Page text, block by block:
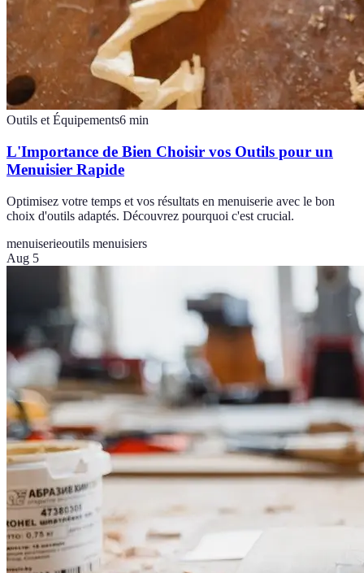
Outils et Équipements6 min
L'Importance de Bien Choisir vos Outils pour un
Menuisier Rapide
Optimisez votre temps et vos résultats en menuiserie avec le bon
choix d'outils adaptés. Découvrez pourquoi c'est crucial.
menuiserieoutils menuisiers
Aug 5